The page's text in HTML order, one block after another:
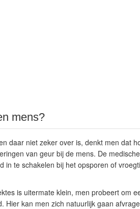
mens?
daar niet zeker over is, denkt men dat
van geur bij de mens. De
in te schakelen bij het opsporen of
is uitermate klein, men probeert om
Hier kan men zich natuurlijk gaan